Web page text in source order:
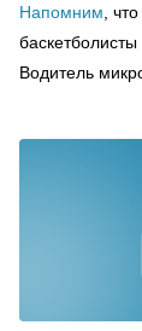
Напомним ,
Водитель